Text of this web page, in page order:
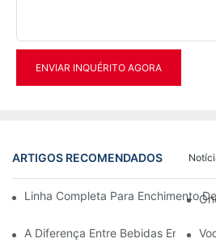
ENVIAR INQUÉRITO AGORA
ARTIGOS RECOMENDADOS
Linha Completa Para Enchimento
A Diferença Entre Bebidas